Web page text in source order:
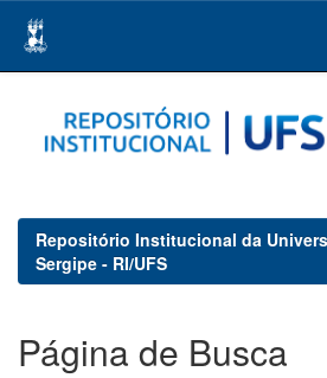
navigation
Repositório Institucional da
Sergipe - RI/UFS
Página de Busca